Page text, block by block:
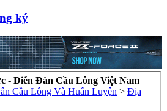
ký
- Diễn Đàn Cầu Lông Việt Nam
Cầu Lông Và Huấn Luyện > Địa